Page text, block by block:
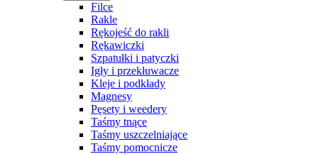
Filce
Rakle
Rękojeść do rakli
Rękawiczki
Szpatułki i patyczki
Igły i przekłuwacze
Kleje i podkłady
Magnesy
Pęsety i weedery
Taśmy tnące
Taśmy uszczelniające
Taśmy pomocnicze